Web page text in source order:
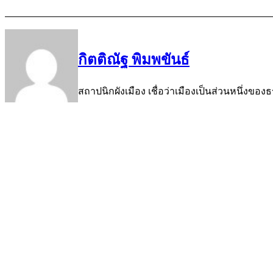
กิตติณัฐ พิมพขันธ์
สถาปนิกผังเมือง เชื่อว่าเมืองเป็นส่วนหนึ่งขอ